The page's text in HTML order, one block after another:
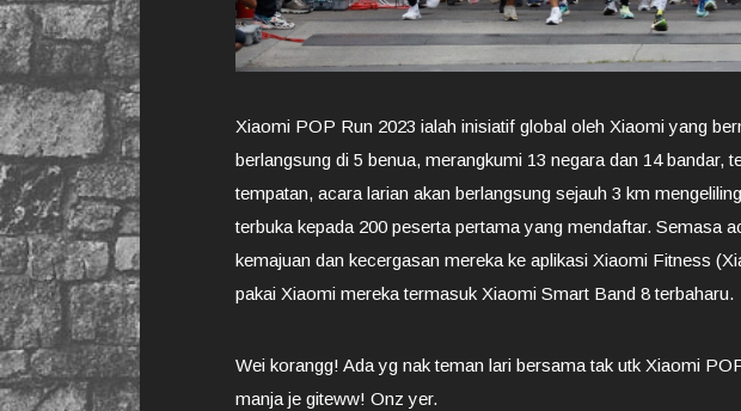
Xiaomi POP Run 2023 ialah inisiatif global oleh Xiaomi yang
berlangsung di 5 benua, merangkumi 13 negara dan 14 bandar,
tempatan, acara larian akan berlangsung sejauh 3 km
terbuka kepada 200 peserta pertama yang mendaftar. Semasa
kemajuan dan kecergasan mereka ke aplikasi Xiaomi Fitness
pakai Xiaomi mereka termasuk Xiaomi Smart Band 8 terbaharu.
Wei korangg! Ada yg nak teman lari bersama tak utk Xiaomi
manja je giteww! Onz yer.